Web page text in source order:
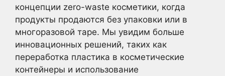
концепции zero-waste косметики, когда
продукты продаются без упаковки или в
многоразовой таре. Мы увидим больше
инновационных решений, таких как
переработка пластика в косметические
контейнеры и использование